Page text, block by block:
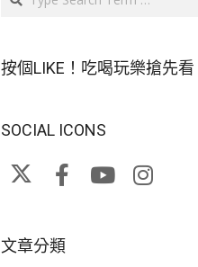
按個LIKE！吃喝玩樂搶先看
SOCIAL ICONS
文章分類